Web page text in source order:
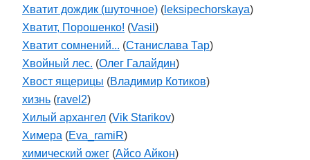
Хватит дождик (шуточное) ( leksipechorskaya)
Хватит, Порошенко! (Vasil )
Хватит сомнений... (Станислава Тар)
Хвойный лес. (Олег Галайдин)
Хвост ящерицы (Владимир Котиков)
хизнь (ravel2)
Хилый архангел (Vik Starikov)
Химера (Eva_ramiR)
химический ожег (Айсо Айкон)